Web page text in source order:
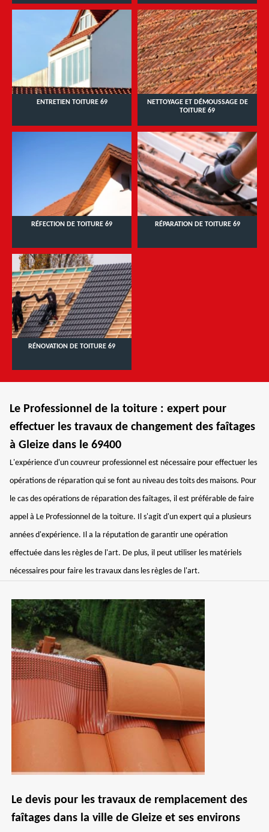
ENTRETIEN TOITURE 69
NETTOYAGE ET DÉMOUSSAGE DE
TOITURE 69
RÉFECTION DE TOITURE 69 RÉPARATION DE TOITURE 69
RÉNOVATION DE TOITURE 69
Le Professionnel de la toiture : expert pour
effectuer les travaux de changement des faîtages
à Gleize dans le 69400
L'expérience d'un couvreur professionnel est nécessaire pour effectuer les
opérations de réparation qui se font au niveau des toits des maisons. Pour
le cas des opérations de réparation des faîtages, il est préférable de faire
appel à Le Professionnel de la toiture. Il s'agit d'un expert qui a plusieurs
années d'expérience. Il a la réputation de garantir une opération
effectuée dans les règles de l'art. De plus, il peut utiliser les matériels
nécessaires pour faire les travaux dans les règles de l'art.
Le devis pour les travaux de remplacement des
faîtages dans la ville de Gleize et ses environs